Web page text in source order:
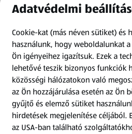
Információk
Kérdőív
Fizetési lehetőségek
ALDI utalványok
Árcsökkentés
Adatvédelmi
Cookie-kat (más néven sütiket) és
használunk, hogy weboldalunkat
Ön igényeihez igazítsuk. Ezek a
lehetővé teszik bizonyos funkciók
közösségi hálózatokon való
az Ön hozzájárulása esetén az Ön
gyűjtő és elemző sütiket
hirdetések megjelenítése céljából.
az USA-ban található